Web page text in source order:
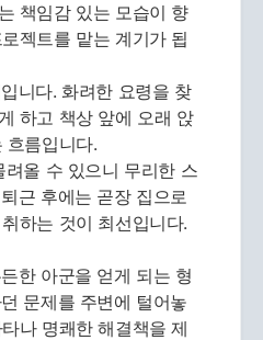
책임감 있는 모습이 향
젝트를 맡는 계기가 됩
니다. 화려한 요령을 찾
하고 책상 앞에 오래 앉
흐름입니다.
올 수 있으니 무리한 스
근 후에는 곧장 집으로
하는 것이 최선입니다.
한 아군을 얻게 되는 형
문제를 주변에 털어놓
나 명쾌한 해결책을 제